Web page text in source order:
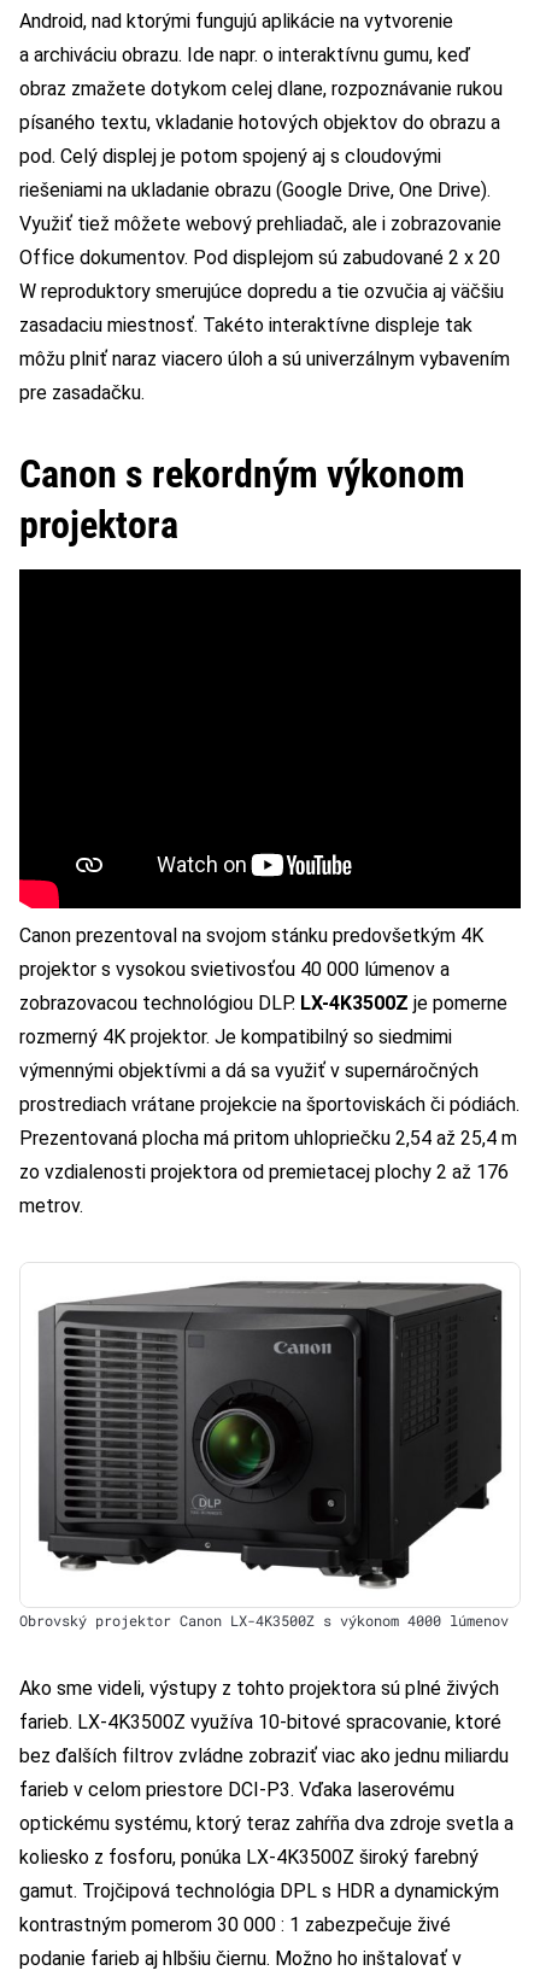
Android, nad ktorými fungujú aplikácie na vytvorenie
a archiváciu obrazu. Ide napr. o interaktívnu gumu, keď
obraz zmažete dotykom celej dlane, rozpoznávanie rukou
písaného textu, vkladanie hotových objektov do obrazu a
pod. Celý displej je potom spojený aj s cloudovými
riešeniami na ukladanie obrazu (Google Drive, One Drive).
Využiť tiež môžete webový prehliadač, ale i zobrazovanie
Office dokumentov. Pod displejom sú zabudované 2 x 20
W reproduktory smerujúce dopredu a tie ozvučia aj väčšiu
zasadaciu miestnosť. Takéto interaktívne displeje tak
môžu plniť naraz viacero úloh a sú univerzálnym vybavením
pre zasadačku.
Canon s rekordným výkonom
projektora
Canon prezentoval na svojom stánku predovšetkým 4K
projektor s vysokou svietivosťou 40 000 lúmenov a
zobrazovacou technológiou DLP. LX-4K3500Z je pomerne
rozmerný 4K projektor. Je kompatibilný so siedmimi
výmennými objektívmi a dá sa využiť v supernáročných
prostrediach vrátane projekcie na športoviskách či pódiách.
Prezentovaná plocha má pritom uhlopriečku 2,54 až 25,4 m
zo vzdialenosti projektora od premietacej plochy 2 až 176
metrov.
Obrovský projektor Canon LX-4K3500Z s výkonom 4000 lúmenov
Ako sme videli, výstupy z tohto projektora sú plné živých
farieb. LX-4K3500Z využíva 10-bitové spracovanie, ktoré
bez ďalších filtrov zvládne zobraziť viac ako jednu miliardu
farieb v celom priestore DCI-P3. Vďaka laserovému
optickému systému, ktorý teraz zahŕňa dva zdroje svetla a
koliesko z fosforu, ponúka LX-4K3500Z široký farebný
gamut. Trojčipová technológia DPL s HDR a dynamickým
kontrastným pomerom 30 000 : 1 zabezpečuje živé
podanie farieb aj hlbšiu čiernu. Možno ho inštalovať v